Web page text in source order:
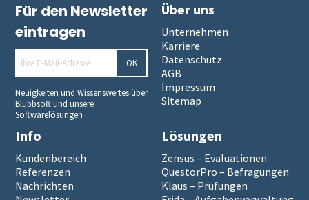
Für den Newsletter
eintragen
OK
Neuigkeiten und Wissenswertes über
Blubbsoft und unsere
Softwarelösungen
Über uns
Unternehmen
Karriere
Datenschutz
AGB
Impressum
Sitemap
Info
Kundenbereich
Referenzen
Nachrichten
Lösungen
Zensus – Evaluationen
QuestorPro – Befragungen
Klaus – Prüfungen